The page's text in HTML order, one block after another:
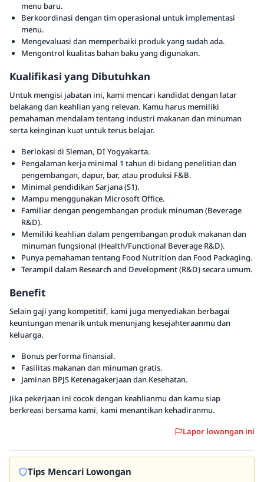
menu baru.
Berkoordinasi dengan tim operasional untuk implementasi
menu.
Mengevaluasi dan memperbaiki produk yang sudah ada.
Mengontrol kualitas bahan baku yang digunakan.
Kualifikasi yang Dibutuhkan
Untuk mengisi jabatan ini, kami mencari kandidat dengan latar
belakang dan keahlian yang relevan. Kamu harus memiliki
pemahaman mendalam tentang industri makanan dan minuman
serta keinginan kuat untuk terus belajar.
Berlokasi di Sleman, DI Yogyakarta.
Pengalaman kerja minimal 1 tahun di bidang penelitian dan
pengembangan, dapur, bar, atau produksi F&B.
Minimal pendidikan Sarjana (S1).
Mampu menggunakan Microsoft Office.
Familiar dengan pengembangan produk minuman (Beverage
R&D).
Memiliki keahlian dalam pengembangan produk makanan dan
minuman fungsional (Health/Functional Beverage R&D).
Punya pemahaman tentang Food Nutrition dan Food Packaging.
Terampil dalam Research and Development (R&D) secara umum.
Benefit
Selain gaji yang kompetitif, kami juga menyediakan berbagai
keuntungan menarik untuk menunjang kesejahteraanmu dan
keluarga.
Bonus performa finansial.
Fasilitas makanan dan minuman gratis.
Jaminan BPJS Ketenagakerjaan dan Kesehatan.
Jika pekerjaan ini cocok dengan keahlianmu dan kamu siap
berkreasi bersama kami, kami menantikan kehadiranmu.
Lapor lowongan ini
Tips Mencari Lowongan